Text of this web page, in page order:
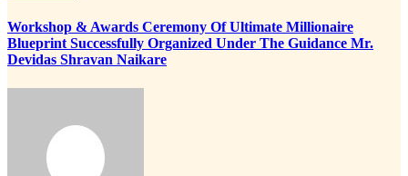
Workshop & Awards Ceremony Of Ultimate Millionaire
Blueprint Successfully Organized Under The Guidance Mr.
Devidas Shravan Naikare